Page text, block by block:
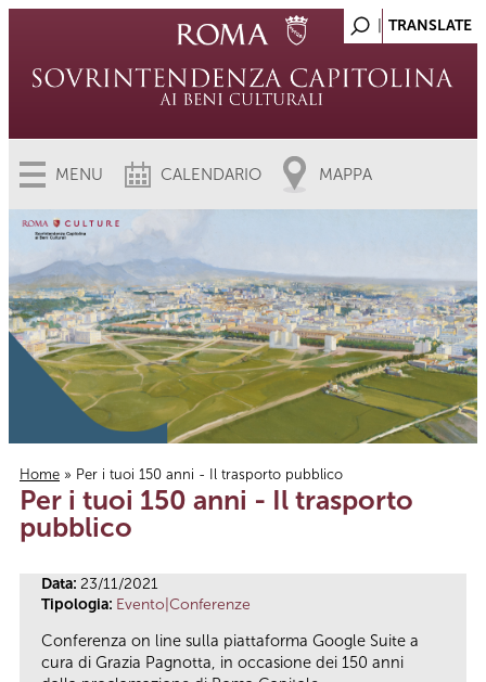
MENU CALENDARIO MAPPA
Tu sei qui
Home » Per i tuoi 150 anni - Il trasporto pubblico
Per i tuoi 150 anni - Il trasporto
pubblico
Data: 23/11/2021
Tipologia: Evento|Conferenze
Conferenza on line sulla piattaforma Google Suite a
cura di Grazia Pagnotta, in occasione dei 150 anni